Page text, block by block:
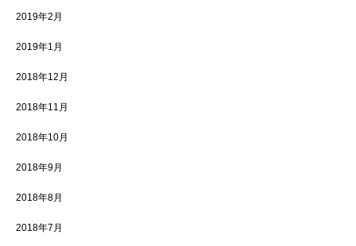
2019年2月
2019年1月
2018年12月
2018年11月
2018年10月
2018年9月
2018年8月
2018年7月